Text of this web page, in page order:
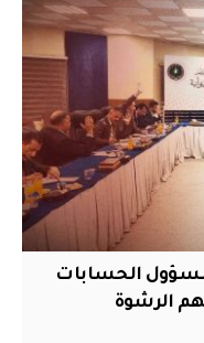
الحسابات
الرشوة